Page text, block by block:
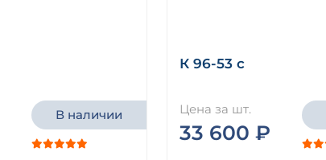
В наличии
К 96-53 с
Цена за шт.
33 600 ₽